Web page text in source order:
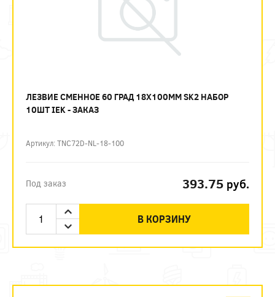
ЛЕЗВИЕ СМЕННОЕ 60 ГРАД 18Х100ММ SK2 НАБОР
10ШТ IEK - ЗАКАЗ
Артикул: TNC72D-NL-18-100
Под заказ 393.75 руб.
В КОРЗИНУ